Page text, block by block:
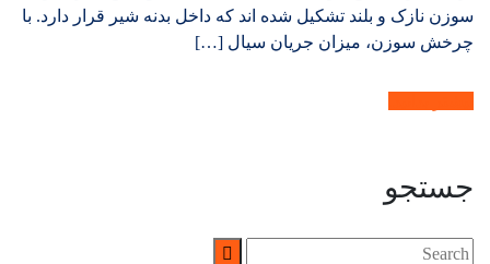
سوزن نازک و بلند تشکیل شده اند که داخل بدنه شیر قرار دارد. با
چرخش سوزن، میزان جریان سیال […]
جستجو